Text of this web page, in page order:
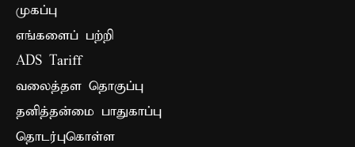
முகப்பு
எங்களைப் பற்றி
ADS Tariff
வலைத்தள தொகுப்பு
தனித்தன்மை பாதுகாப்பு
தொடர்புகொள்ள